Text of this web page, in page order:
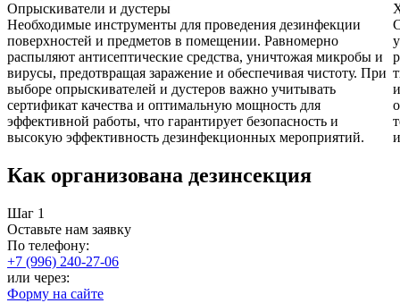
Опрыскиватели и дустеры
Необходимые инструменты для проведения дезинфекции
поверхностей и предметов в помещении. Равномерно
распыляют антисептические средства, уничтожая микробы и
вирусы, предотвращая заражение и обеспечивая чистоту. При
выборе опрыскивателей и дустеров важно учитывать
сертификат качества и оптимальную мощность для
эффективной работы, что гарантирует безопасность и
высокую эффективность дезинфекционных мероприятий.
Как организована дезинсекция
Шаг 1
Оставьте нам заявку
По телефону:
+7 (996) 240-27-06
или через:
Форму на сайте